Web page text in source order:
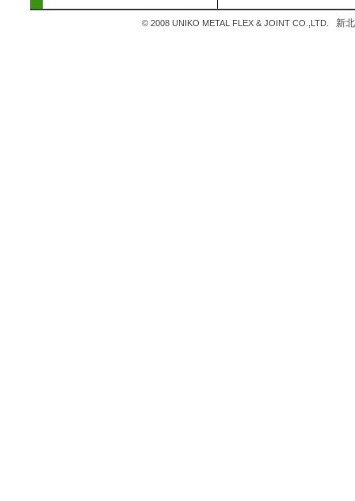
© 2008 UNIKO METAL FLEX & JOINT CO.,LTD. 新